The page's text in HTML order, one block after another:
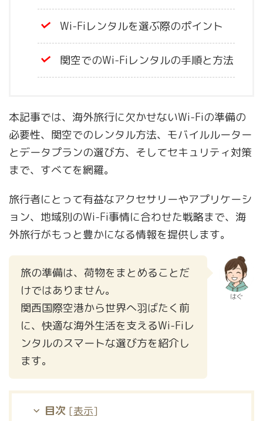
Wi-Fiレンタルを選ぶ際のポイント
関空でのWi-Fiレンタルの手順と方法
本記事では、海外旅行に欠かせないWi-Fiの準備の
必要性、関空でのレンタル方法、モバイルルーター
とデータプランの選び方、そしてセキュリティ対策
まで、すべてを網羅。
旅行者にとって有益なアクセサリーやアプリケーシ
ョン、地域別のWi-Fi事情に合わせた戦略まで、海
外旅行がもっと豊かになる情報を提供します。
旅の準備は、荷物をまとめることだ
けではありません。
関西国際空港から世界へ羽ばたく前
に、快適な海外生活を支えるWi-Fiレ
ンタルのスマートな選び方を紹介し
ます。
はぐ
目次 [表示]